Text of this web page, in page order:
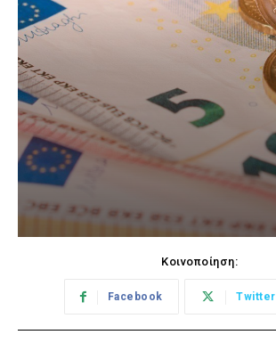
Κοινοποίηση:
Facebook Twitter